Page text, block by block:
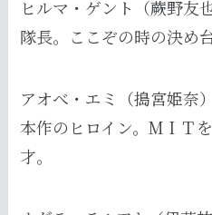
ヒルマ・ゲント（蕨野友也
隊長。ここぞの時の決め
アオべ・エミ（搗宮姫奈）
本作のヒロイン。МＩＴ
才。